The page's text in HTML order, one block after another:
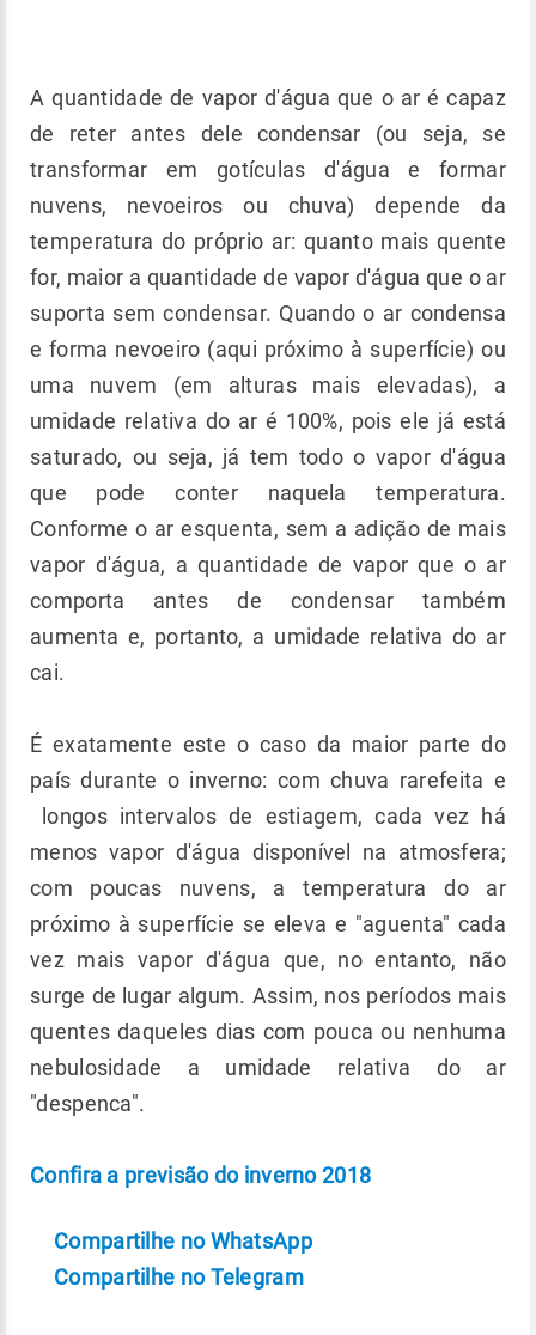
A quantidade de vapor d'água que o ar é capaz
de reter antes dele condensar (ou seja, se
transformar em gotículas d'água e formar
nuvens, nevoeiros ou chuva) depende da
temperatura do próprio ar: quanto mais quente
for, maior a quantidade de vapor d'água que o ar
suporta sem condensar. Quando o ar condensa
e forma nevoeiro (aqui próximo à superfície) ou
uma nuvem (em alturas mais elevadas), a
umidade relativa do ar é 100%, pois ele já está
saturado, ou seja, já tem todo o vapor d'água
que pode conter naquela temperatura.
Conforme o ar esquenta, sem a adição de mais
vapor d'água, a quantidade de vapor que o ar
comporta antes de condensar também
aumenta e, portanto, a umidade relativa do ar
cai.
É exatamente este o caso da maior parte do
país durante o inverno: com chuva rarefeita e
longos intervalos de estiagem, cada vez há
menos vapor d'água disponível na atmosfera;
com poucas nuvens, a temperatura do ar
próximo à superfície se eleva e "aguenta" cada
vez mais vapor d'água que, no entanto, não
surge de lugar algum. Assim, nos períodos mais
quentes daqueles dias com pouca ou nenhuma
nebulosidade a umidade relativa do ar
"despenca".
Confira a previsão do inverno 2018
Compartilhe no WhatsApp
Compartilhe no Telegram